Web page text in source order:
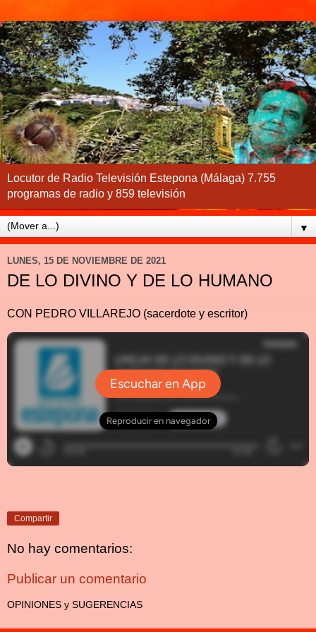
Locutor de Radio Televisión Estepona (Málaga) 7.755
programas de radio y 859 televisión
▼
LUNES, 15 DE NOVIEMBRE DE 2021
DE LO DIVINO Y DE LO HUMANO
CON PEDRO VILLAREJO (sacerdote y escritor)
Compartir
No hay comentarios:
Publicar un comentario
OPINIONES y SUGERENCIAS